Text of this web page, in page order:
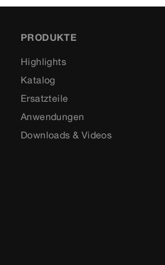
PRODUKTE
Highlights
Katalog
Ersatzteile
Anwendungen
Downloads & Videos